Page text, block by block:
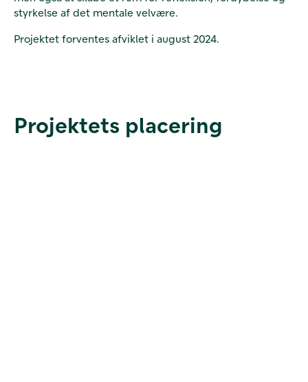
styrkelse af det mentale velvære.
Projektet forventes afviklet i august 2024.
Projektets placering